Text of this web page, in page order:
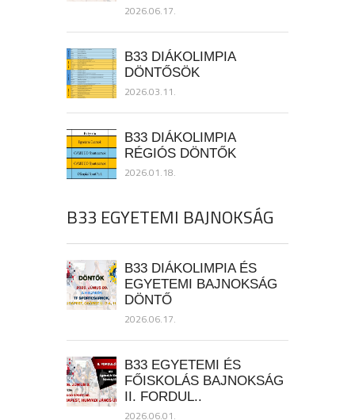
2026.06.17.
B33 DIÁKOLIMPIA
DÖNTŐSÖK
2026.03.11.
B33 DIÁKOLIMPIA
RÉGIÓS DÖNTŐK
2026.01.18.
B33 EGYETEMI BAJNOKSÁG
B33 DIÁKOLIMPIA ÉS
EGYETEMI BAJNOKSÁG
DÖNTŐ
2026.06.17.
B33 EGYETEMI ÉS
FŐISKOLÁS BAJNOKSÁG
II. FORDUL..
2026.06.01.